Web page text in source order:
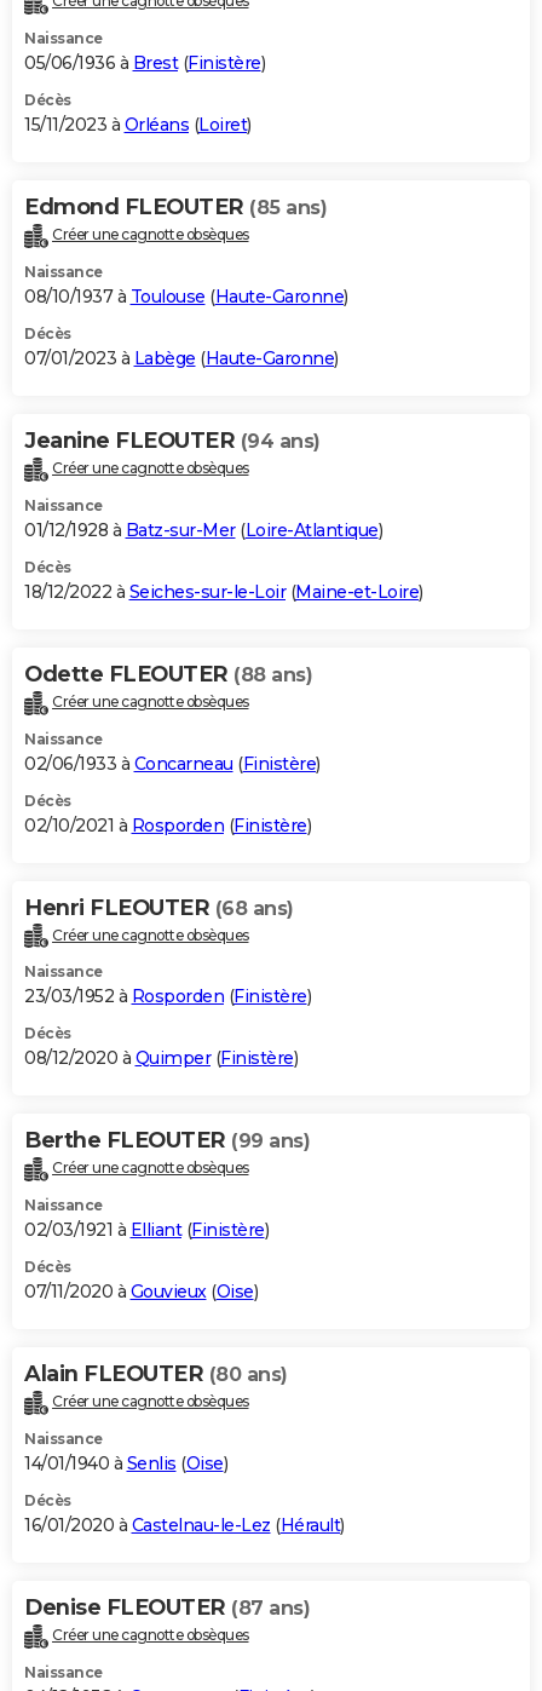
Naissance
05/06/1936 à Brest(Finistère)
Décès
15/11/2023 à Orléans (Loiret)
Edmond FLEOUTER (85 ans)
Créer une cagnotte obsèques
Naissance
08/10/1937 à Toulouse (Haute-Garonne)
Décès
07/01/2023 à Labège (Haute-Garonne)
Jeanine FLEOUTER (94 ans)
Créer une cagnotte obsèques
Naissance
01/12/1928 à Batz-sur-Mer(Loire-Atlantique)
Décès
18/12/2022 à Seiches-sur-le-Loir(Maine-et-Loire)
Odette FLEOUTER (88 ans)
Créer une cagnotte obsèques
Naissance
02/06/1933 à Concarneau (Finistère)
Décès
02/10/2021 à Rosporden (Finistère)
Henri FLEOUTER (68 ans)
Créer une cagnotte obsèques
Naissance
23/03/1952 à Rosporden (Finistère)
Décès
08/12/2020 à Quimper(Finistère)
Berthe FLEOUTER (99 ans)
Créer une cagnotte obsèques
Naissance
02/03/1921 à Elliant(Finistère)
Décès
07/11/2020 à Gouvieux(Oise)
Alain FLEOUTER (80 ans)
Créer une cagnotte obsèques
Naissance
14/01/1940 à Senlis (Oise)
Décès
16/01/2020 à Castelnau-le-Lez (Hérault)
Denise FLEOUTER (87 ans)
Créer une cagnotte obsèques
Naissance